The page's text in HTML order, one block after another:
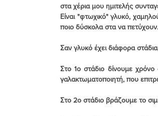
στα χέρια μου ημιτελής
Είναι "φτωχικό" γλυκό,
ποιο δύσκολα στα να
Σαν γλυκό έχει διάφορα
Στο 1ο στάδιο δίνουμε
γαλακτωματοποιητή, που
Στο 2ο στάδιο βράζουμε το